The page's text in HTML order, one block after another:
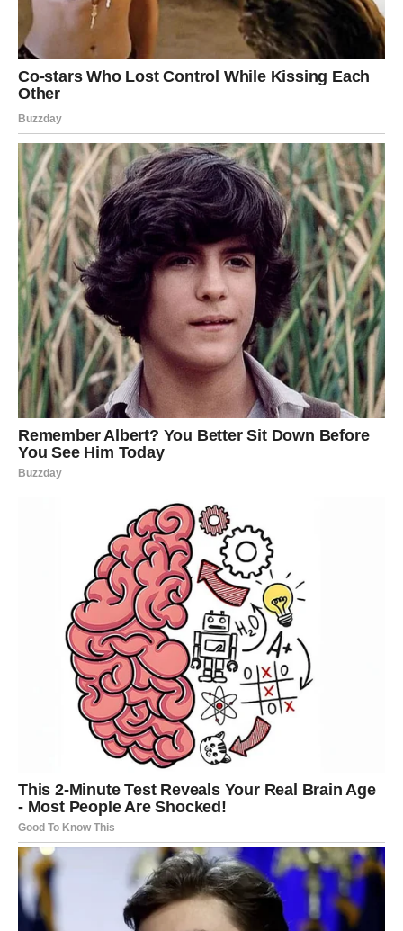
za žvakanje.
Ne morate se truditi da pronađete egzotične začine ili složene
tehnike kuvarskih veština. Mleko u prahu je ono što vam je
koje se topi u ustima. Ovaj trik je brz, efikasan i, što je
najvažnije, ekonomičan. Nema više tvrdih, suvih jela od
mlevenog mesa. Sa mlekom u prahu, vaši obroci biće sočni,
puni ukusa i upravo onakvi kakve ste oduvek želeli.
Oglasi